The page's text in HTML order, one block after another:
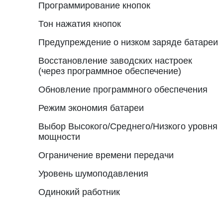
Программирование кнопок
Тон нажатия кнопок
Предупреждение о низком заряде батареи
Восстановление заводских настроек
(через программное обеспечение)
Обновление программного обеспечения
Режим экономия батареи
Выбор Высокого/Среднего/Низкого уровня
мощности
Ограничение времени передачи
Уровень шумоподавления
Одинокий работник